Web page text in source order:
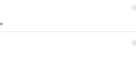
5
6